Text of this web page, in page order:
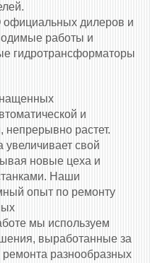
официальных дилеров и
работы и
гидротрансформаторы
и
непрерывно растет.
свой
новые цеха и
Наши
опыт по ремонту
мы используем
выработанные за
ремонта разнообразных